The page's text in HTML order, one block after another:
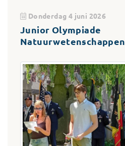
Donderdag 4 juni 2026
Junior Olympiade
Natuurwetenschappen